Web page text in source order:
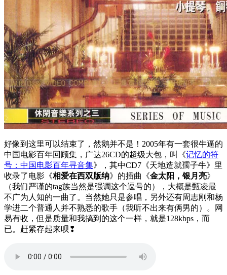
好像到这里可以结束了，然鹅并不是！2005年有一套很牛逼的
中国电影百年回顾集，广达26CD的超级大包，叫《记忆的符
号：中国电影百年寻音集》，其中CD7《天地造就孺子牛》里
收录了电影《相爱在西双版纳》的插曲《金太阳，银月亮》
（我们严谨的tag族当然是强调这个逗号的），大概是甄凌最
不广为人知的一曲了。当然她只是参唱，另外还有周志刚和杨
学进二个普通人并不熟悉的歌手（我听不出来有俩男的）。网
易有收，但是质量和我搞到的这个一样，就是128kbps，而
已。赶紧存起来呗❢